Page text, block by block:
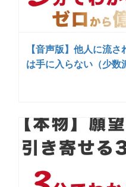
【音声版】他人に流
は手に入らない（少数